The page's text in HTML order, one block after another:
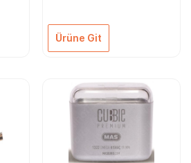
Ürüne Git